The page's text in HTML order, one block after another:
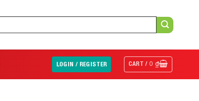
LOGIN / REGISTER CART /0₫